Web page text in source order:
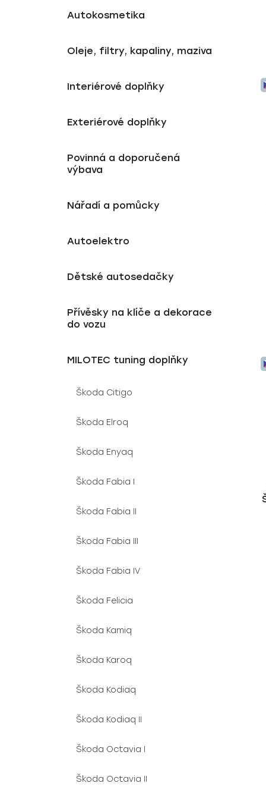
Autokosmetika
Oleje, filtry, kapaliny, maziva
Interiérové doplňky
Exteriérové doplňky
Povinná a doporučená
výbava
Nářadí a pomůcky
Autoelektro
Dětské autosedačky
Přívěsky na klíče a dekorace
do vozu
MILOTEC tuning doplňky
Škoda Citigo
Škoda Elroq
Škoda Enyaq
Škoda Fabia I
Škoda Fabia II
Škoda Fabia III
Škoda Fabia IV
Škoda Felicia
Škoda Kamiq
Škoda Karoq
Škoda Kodiaq
Škoda Kodiaq II
Škoda Octavia I
Škoda Octavia II